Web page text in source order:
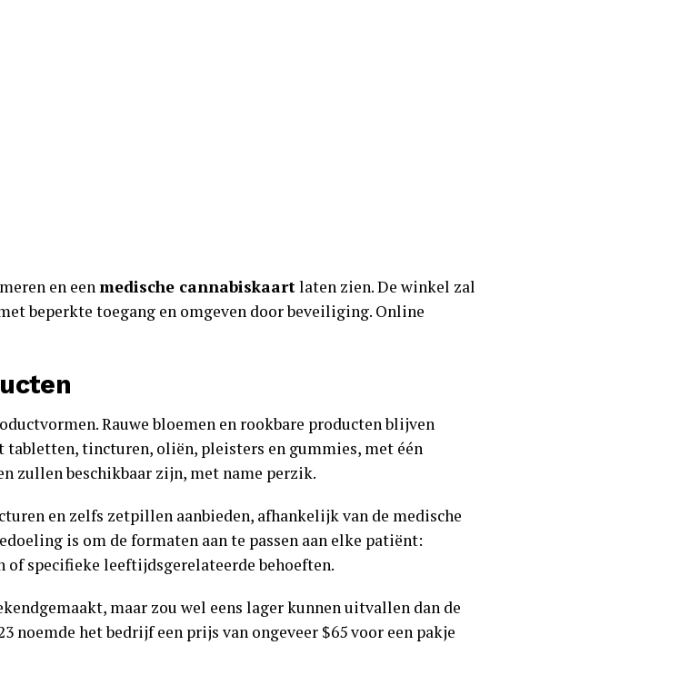
en eenmedische cannabiskaartlaten zien. De winkel zal
beperkte toegang en omgeven door beveiliging. Online
Rauwe bloemen en rookbare producten blijven
tabletten, tincturen, oliën, pleisters en gummies, met één
zullen beschikbaar zijn, met name perzik.
en zelfs zetpillen aanbieden, afhankelijk van de medische
is om de formaten aan te passen aan elke patiënt:
specifieke leeftijdsgerelateerde behoeften.
maar zou wel eens lager kunnen uitvallen dan de
noemde het bedrijf een prijs van ongeveer $65 voor een pakje